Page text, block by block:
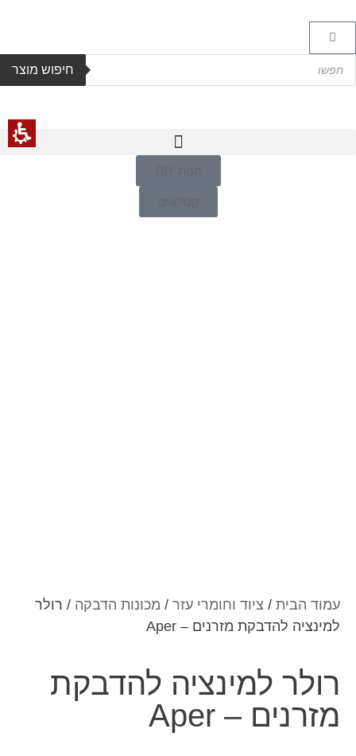
חיפוש מוצר
חנות DIY
קטלוגים
עמוד הבית / ציוד וחומרי עזר / מכונות הדבקה / רולר
למינציה להדבקת מזרנים – Aper
רולר למינציה להדבקת
מזרנים – Aper